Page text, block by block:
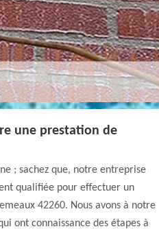
une prestation de
; sachez que, notre entreprise
qualifiée pour effectuer un
42260. Nous avons à notre
ont connaissance des étapes à